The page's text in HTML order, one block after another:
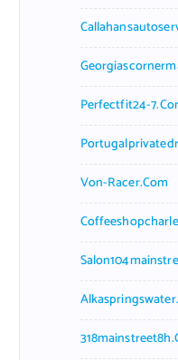
Perfectfit24-
Von-Racer.com